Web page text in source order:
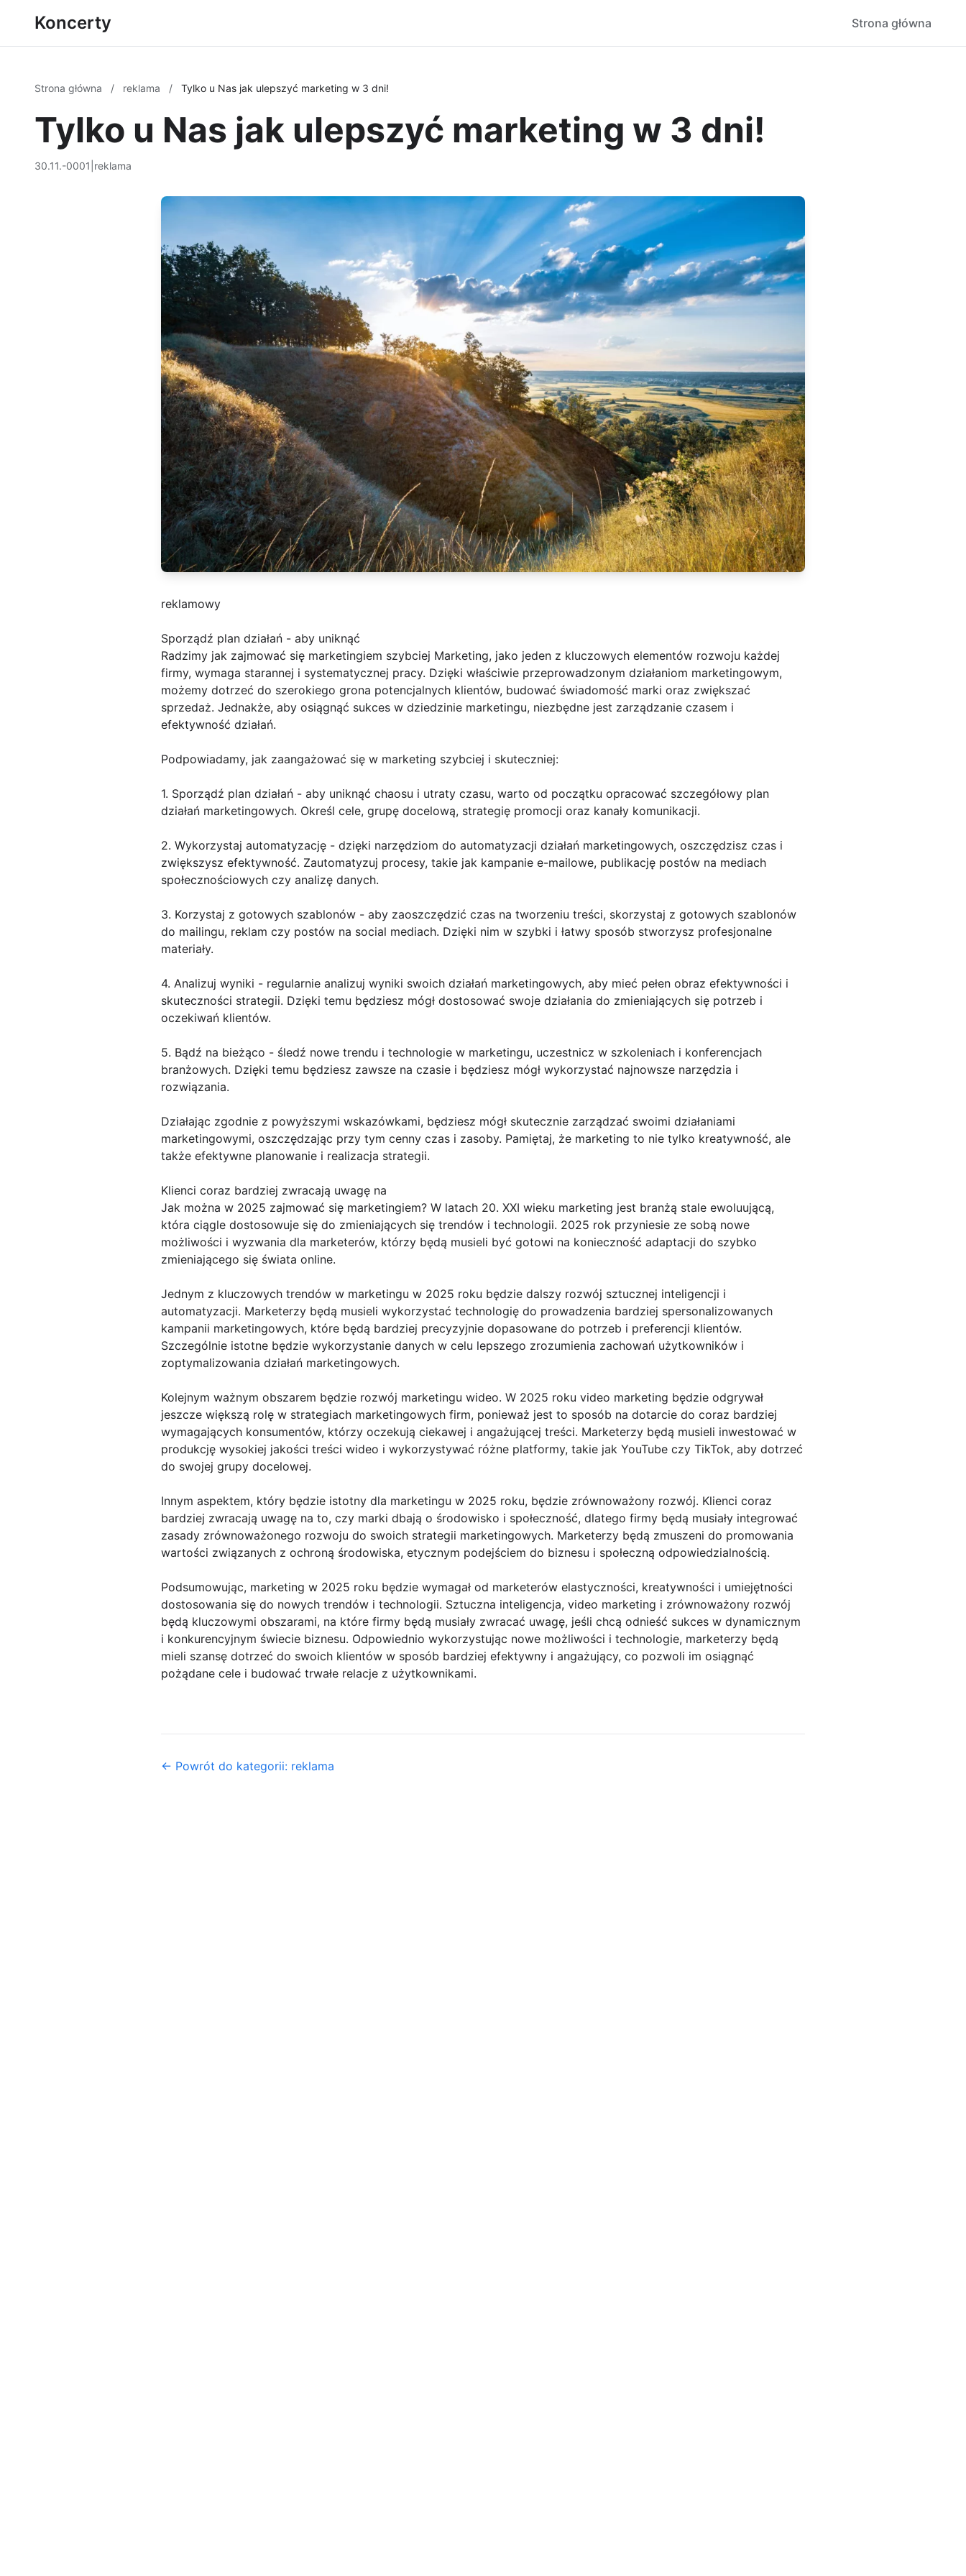
Koncerty Strona główna
Strona główna / reklama / Tylko u Nas jak ulepszyć marketing w 3 dni!
Tylko u Nas jak ulepszyć marketing w 3 dni!
30.11.-0001 reklama
reklamowy
Sporządź plan działań - aby uniknąć
Radzimy jak zajmować się marketingiem szybciej Marketing, jako jeden z kluczowych elementów rozwoju każdej
firmy, wymaga starannej i systematycznej pracy. Dzięki właściwie przeprowadzonym działaniom marketingowym,
możemy dotrzeć do szerokiego grona potencjalnych klientów, budować świadomość marki oraz zwiększać
sprzedaż. Jednakże, aby osiągnąć sukces w dziedzinie marketingu, niezbędne jest zarządzanie czasem i
efektywność działań.
Podpowiadamy, jak zaangażować się w marketing szybciej i skuteczniej:
1. Sporządź plan działań - aby uniknąć chaosu i utraty czasu, warto od początku opracować szczegółowy plan
działań marketingowych. Określ cele, grupę docelową, strategię promocji oraz kanały komunikacji.
2. Wykorzystaj automatyzację - dzięki narzędziom do automatyzacji działań marketingowych, oszczędzisz czas i
zwiększysz efektywność. Zautomatyzuj procesy, takie jak kampanie e-mailowe, publikację postów na mediach
społecznościowych czy analizę danych.
3. Korzystaj z gotowych szablonów - aby zaoszczędzić czas na tworzeniu treści, skorzystaj z gotowych szablonów
do mailingu, reklam czy postów na social mediach. Dzięki nim w szybki i łatwy sposób stworzysz profesjonalne
materiały.
4. Analizuj wyniki - regularnie analizuj wyniki swoich działań marketingowych, aby mieć pełen obraz efektywności i
skuteczności strategii. Dzięki temu będziesz mógł dostosować swoje działania do zmieniających się potrzeb i
oczekiwań klientów.
5. Bądź na bieżąco - śledź nowe trendu i technologie w marketingu, uczestnicz w szkoleniach i konferencjach
branżowych. Dzięki temu będziesz zawsze na czasie i będziesz mógł wykorzystać najnowsze narzędzia i
rozwiązania.
Działając zgodnie z powyższymi wskazówkami, będziesz mógł skutecznie zarządzać swoimi działaniami
marketingowymi, oszczędzając przy tym cenny czas i zasoby. Pamiętaj, że marketing to nie tylko kreatywność, ale
także efektywne planowanie i realizacja strategii.
Klienci coraz bardziej zwracają uwagę na
Jak można w 2025 zajmować się marketingiem? W latach 20. XXI wieku marketing jest branżą stale ewoluującą,
która ciągle dostosowuje się do zmieniających się trendów i technologii. 2025 rok przyniesie ze sobą nowe
możliwości i wyzwania dla marketerów, którzy będą musieli być gotowi na konieczność adaptacji do szybko
zmieniającego się świata online.
Jednym z kluczowych trendów w marketingu w 2025 roku będzie dalszy rozwój sztucznej inteligencji i
automatyzacji. Marketerzy będą musieli wykorzystać technologię do prowadzenia bardziej spersonalizowanych
kampanii marketingowych, które będą bardziej precyzyjnie dopasowane do potrzeb i preferencji klientów.
Szczególnie istotne będzie wykorzystanie danych w celu lepszego zrozumienia zachowań użytkowników i
zoptymalizowania działań marketingowych.
Kolejnym ważnym obszarem będzie rozwój marketingu wideo. W 2025 roku video marketing będzie odgrywał
jeszcze większą rolę w strategiach marketingowych firm, ponieważ jest to sposób na dotarcie do coraz bardziej
wymagających konsumentów, którzy oczekują ciekawej i angażującej treści. Marketerzy będą musieli inwestować w
produkcję wysokiej jakości treści wideo i wykorzystywać różne platformy, takie jak YouTube czy TikTok, aby dotrzeć
do swojej grupy docelowej.
Innym aspektem, który będzie istotny dla marketingu w 2025 roku, będzie zrównoważony rozwój. Klienci coraz
bardziej zwracają uwagę na to, czy marki dbają o środowisko i społeczność, dlatego firmy będą musiały integrować
zasady zrównoważonego rozwoju do swoich strategii marketingowych. Marketerzy będą zmuszeni do promowania
wartości związanych z ochroną środowiska, etycznym podejściem do biznesu i społeczną odpowiedzialnością.
Podsumowując, marketing w 2025 roku będzie wymagał od marketerów elastyczności, kreatywności i umiejętności
dostosowania się do nowych trendów i technologii. Sztuczna inteligencja, video marketing i zrównoważony rozwój
będą kluczowymi obszarami, na które firmy będą musiały zwracać uwagę, jeśli chcą odnieść sukces w dynamicznym
i konkurencyjnym świecie biznesu. Odpowiednio wykorzystując nowe możliwości i technologie, marketerzy będą
mieli szansę dotrzeć do swoich klientów w sposób bardziej efektywny i angażujący, co pozwoli im osiągnąć
pożądane cele i budować trwałe relacje z użytkownikami.
← Powrót do kategorii: reklama